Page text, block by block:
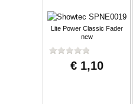
Lite Power Classic Fader
new
€ 1,10